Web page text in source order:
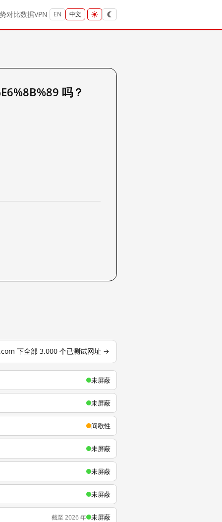
对比数据VPN EN 中文
吗？
下全部 3,000 个已测试网址 →
未屏蔽
未屏蔽
间歇性
未屏蔽
未屏蔽
未屏蔽
截至 2026 年 未屏蔽